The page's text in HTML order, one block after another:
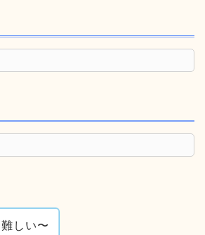
しい〜